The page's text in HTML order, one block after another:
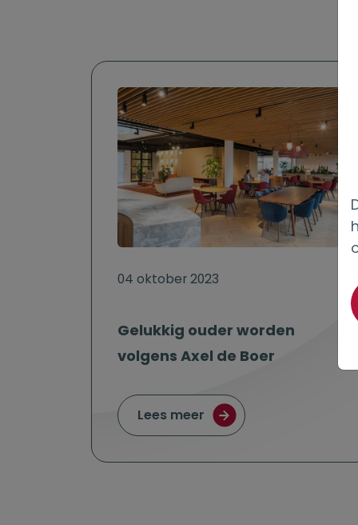
04 oktober 2023
Gelukkig ouder worden
volgens Axel de Boer
Lees meer over Gelukkig ouder